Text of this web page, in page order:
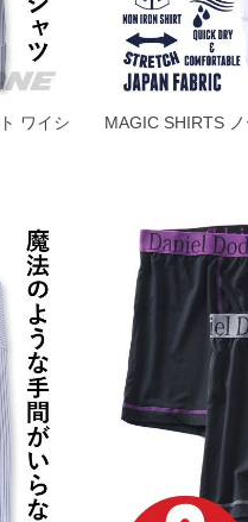
ワイシ
MAGIC SHIRTS